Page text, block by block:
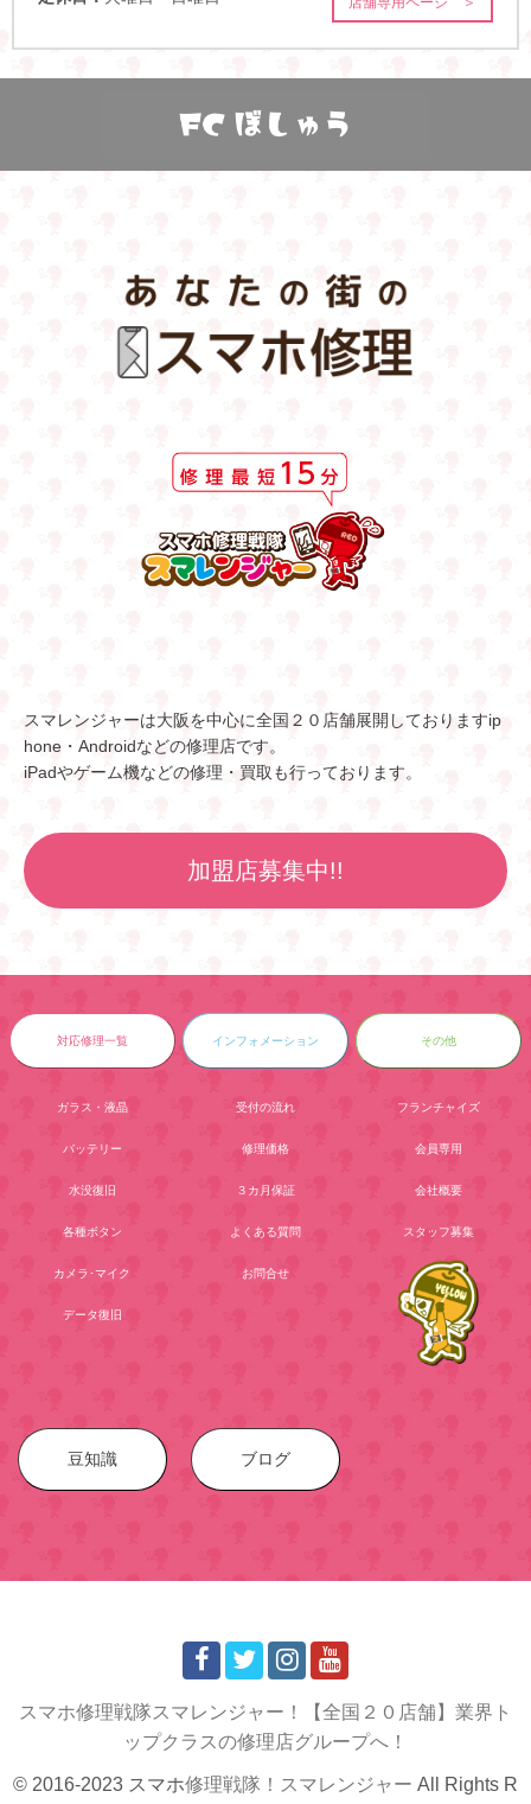
スマレンジャーは大阪を中心に全国２０店舗展開しておりますip
hone・Androidなどの修理店です。
iPadやゲーム機などの修理・買取も行っております。
加盟店募集中!!
対応修理一覧
ガラス・液晶
バッテリー
水没復旧
各種ボタン
カメラ･マイク
データ復旧
インフォメーション
受付の流れ
修理価格
３カ月保証
よくある質問
お問合せ
その他
フランチャイズ
会員専用
会社概要
スタッフ募集
豆知識 ブログ
スマホ修理戦隊スマレンジャー！【全国２０店舗】業界ト
ップクラスの修理店グループへ！
© 2016-2023 スマホ修理戦隊！スマレンジャー All Rights R